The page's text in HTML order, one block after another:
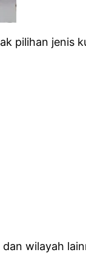
pilihan jenis
wilayah